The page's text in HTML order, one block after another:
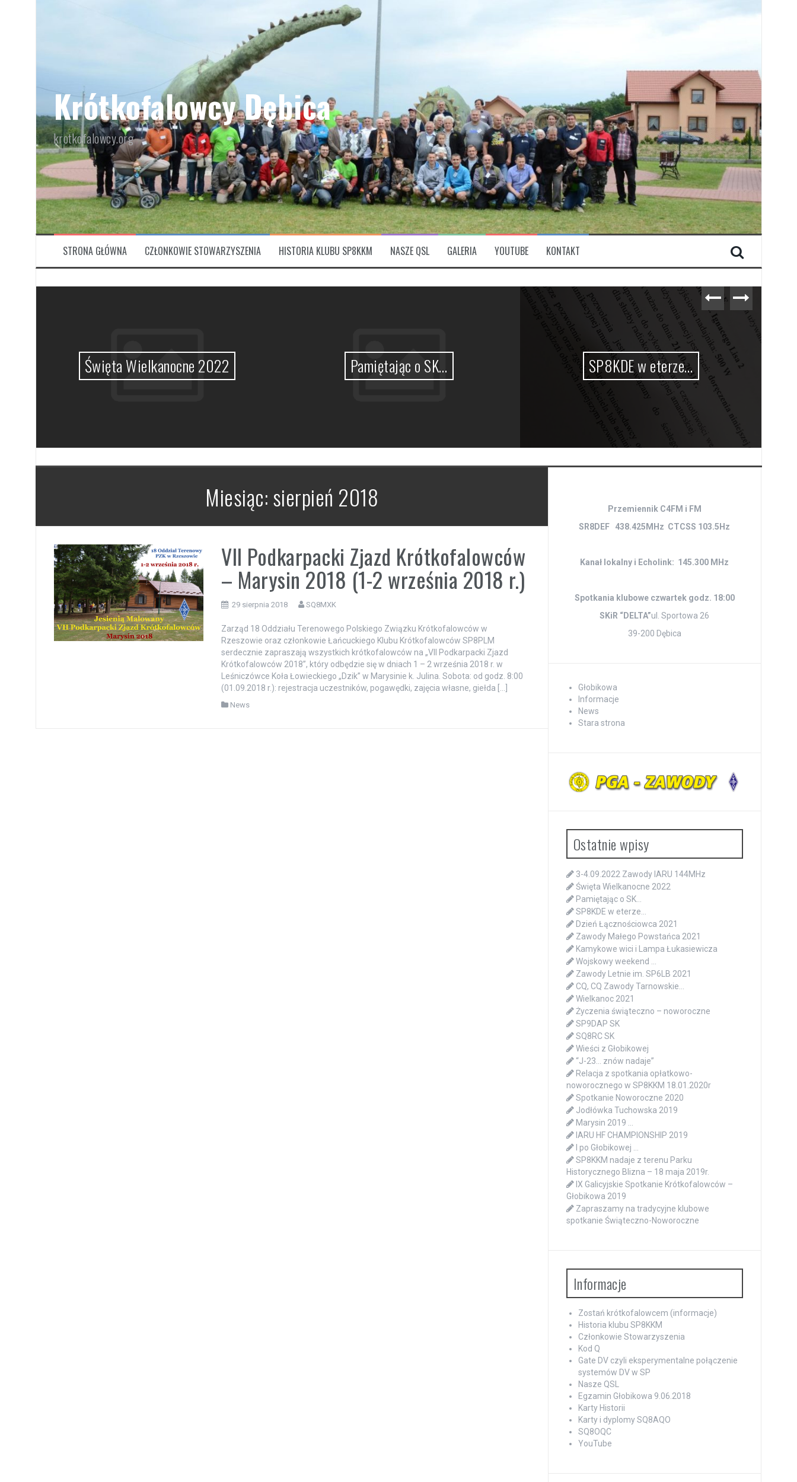
Krótkofalowcy Dębica
krotkofalowcy.org
STRONA GŁÓWNA CZŁONKOWIE STOWARZYSZENIA HISTORIA KLUBU SP8KKM NASZE QSL GALERIA YOUTUBE KONTAKT
Święta Wielkanocne 2022 Pamiętając o SK… SP8KDE w eterze…
Miesiąc:sierpień 2018
VII Podkarpacki Zjazd Krótkofalowców
– Marysin 2018 (1-2 września 2018 r.)
29 sierpnia 2018 SQ8MXK
Zarząd 18 Oddziału Terenowego Polskiego Związku Krótkofalowców w
Rzeszowie oraz członkowie Łańcuckiego Klubu Krótkofalowców SP8PLM
serdecznie zapraszają wszystkich krótkofalowców na „VII Podkarpacki Zjazd
Krótkofalowców 2018”, który odbędzie się w dniach 1 – 2 września 2018 r. w
Leśniczówce Koła Łowieckiego „Dzik” w Marysinie k. Julina. Sobota: od godz. 8:00
(01.09.2018 r.): rejestracja uczestników, pogawędki, zajęcia własne, giełda […]
News
Przemiennik C4FM i FM
SR8DEF 438.425MHz CTCSS 103.5Hz
Kanał lokalny i Echolink: 145.300 MHz
Spotkania klubowe czwartek godz. 18:00
SKiR “DELTA”ul. Sportowa 26
39-200 Dębica
Głobikowa
Informacje
News
Stara strona
Ostatnie wpisy
3-4.09.2022 Zawody IARU 144MHz
Święta Wielkanocne 2022
Pamiętając o SK…
SP8KDE w eterze…
Dzień Łącznościowca 2021
Zawody Małego Powstańca 2021
Kamykowe wici i Lampa Łukasiewicza
Wojskowy weekend …
Zawody Letnie im. SP6LB 2021
CQ, CQ Zawody Tarnowskie…
Wielkanoc 2021
Życzenia świąteczno – noworoczne
SP9DAP SK
SQ8RC SK
Wieści z Głobikowej
“J-23… znów nadaje”
Relacja z spotkania opłatkowo-
noworocznego w SP8KKM 18.01.2020r
Spotkanie Noworoczne 2020
Jodłówka Tuchowska 2019
Marysin 2019 …
IARU HF CHAMPIONSHIP 2019
I po Głobikowej …
SP8KKM nadaje z terenu Parku
Historycznego Blizna – 18 maja 2019r.
IX Galicyjskie Spotkanie Krótkofalowców –
Głobikowa 2019
Zapraszamy na tradycyjne klubowe
spotkanie Świąteczno-Noworoczne
Informacje
Zostań krótkofalowcem (informacje)
Historia klubu SP8KKM
Członkowie Stowarzyszenia
Kod Q
Gate DV czyli eksperymentalne połączenie
systemów DV w SP
Nasze QSL
Egzamin Głobikowa 9.06.2018
Karty Historii
Karty i dyplomy SQ8AQO
SQ8OQC
YouTube